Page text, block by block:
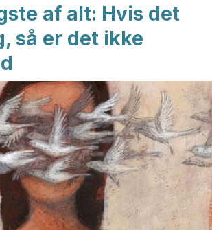
af alt: Hvis det
så er det ikke